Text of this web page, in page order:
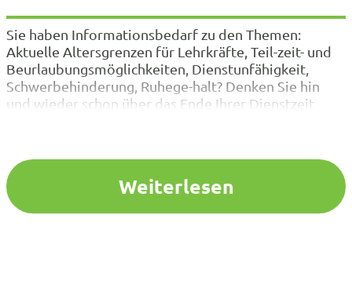
Sie haben Informationsbedarf zu den Themen:
Aktuelle Altersgrenzen für Lehrkräfte, Teil-zeit- und
Beurlaubungsmöglichkeiten, Dienstunfähigkeit,
Schwerbehinderung, Ruhege-halt? Denken Sie hin
und wieder schon über das Ende Ihrer Dienstzeit
diese Veranstaltung hilfreich, da auch immer die
Frage auftritt, wie…Weiterlesen